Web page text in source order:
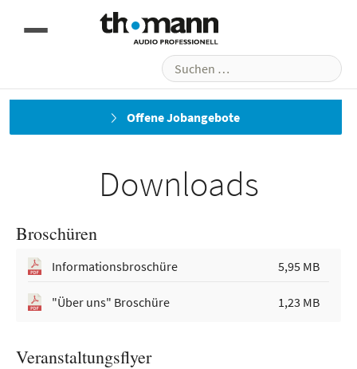
Offene Jobangebote
Karriere Philosophie
Downloads
Broschüren
Informationsbroschüre 5,95 MB
"Über uns" Broschüre 1,23 MB
Veranstaltungsflyer